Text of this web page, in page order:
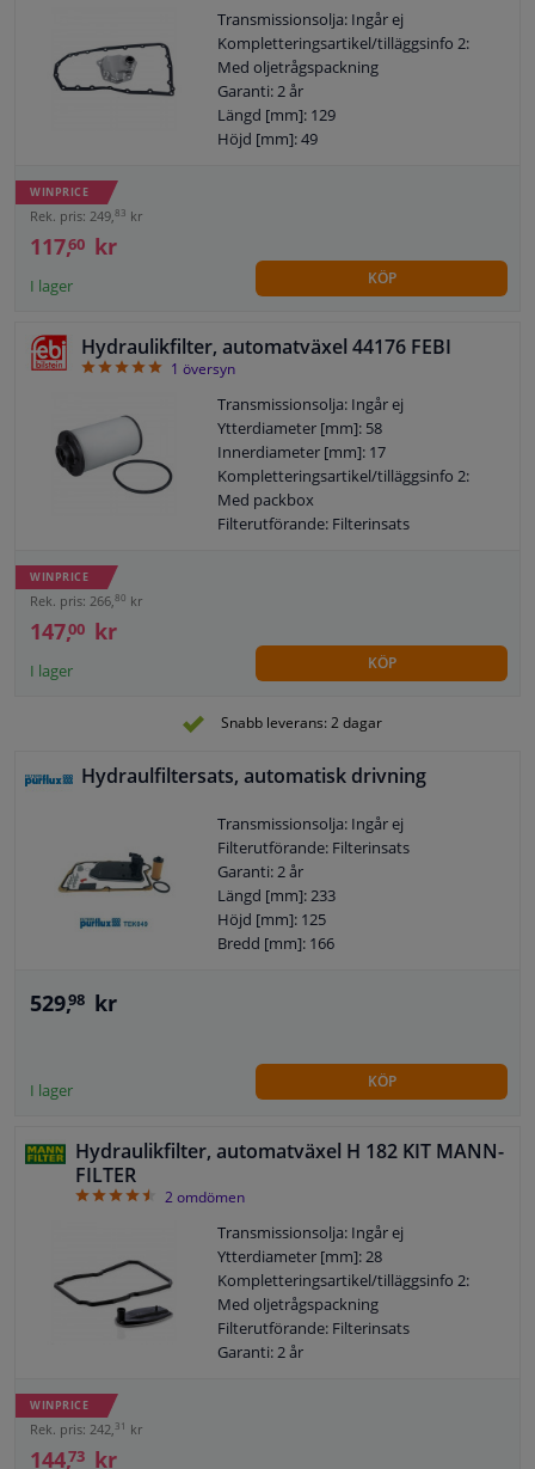
Transmissionsolja: Ingår ej
Kompletteringsartikel/tilläggsinfo 2:
Med oljetrågspackning
Garanti: 2 år
Längd [mm]: 129
Höjd [mm]: 49
WINPRICE
Rek. pris: 249,83 kr
117,60 kr
I lager KÖP
Hydraulikfilter, automatväxel 44176 FEBI
51 översyn
Transmissionsolja: Ingår ej
Ytterdiameter [mm]: 58
Innerdiameter [mm]: 17
Kompletteringsartikel/tilläggsinfo 2:
Med packbox
Filterutförande: Filterinsats
WINPRICE
Rek. pris: 266,80 kr
147,00 kr
I lager KÖP
Snabb leverans: 2 dagar
Hydraulfiltersats, automatisk drivning
Transmissionsolja: Ingår ej
Filterutförande: Filterinsats
Garanti: 2 år
Längd [mm]: 233
Höjd [mm]: 125
Bredd [mm]: 166
529,98 kr
I lager KÖP
Hydraulikfilter, automatväxel H 182 KIT MANN-
FILTER
4.5
2omdömen
Transmissionsolja: Ingår ej
Ytterdiameter [mm]: 28
Kompletteringsartikel/tilläggsinfo 2:
Med oljetrågspackning
Filterutförande: Filterinsats
Garanti: 2 år
WINPRICE
Rek. pris: 242, 31 kr
144,73 kr